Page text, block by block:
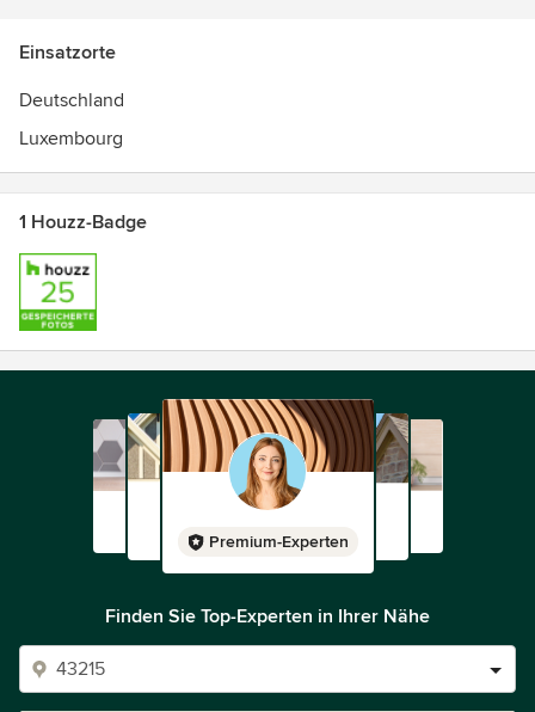
Einsatzorte
Deutschland
Luxembourg
1 Houzz-Badge
Premium-Experten
Finden Sie Top-Experten in Ihrer Nähe